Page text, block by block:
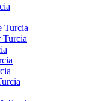
Turcia
Turcia